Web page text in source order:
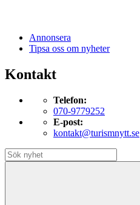
Annonsera
Tipsa oss om nyheter
Kontakt
Telefon:
070-9779252
E-post:
kontakt@turismnytt.se